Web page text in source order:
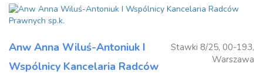
Anw Anna Wiluś-Antoniuk I
Wspólnicy Kancelaria Radców
Stawki 8/25, 00-193,
Warszawa